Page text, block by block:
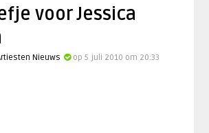
voor Jessica
Nieuws op 5 juli 2010 om 20:33